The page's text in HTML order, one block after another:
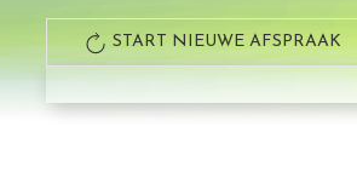
START NIEUWE AFSPRAAK